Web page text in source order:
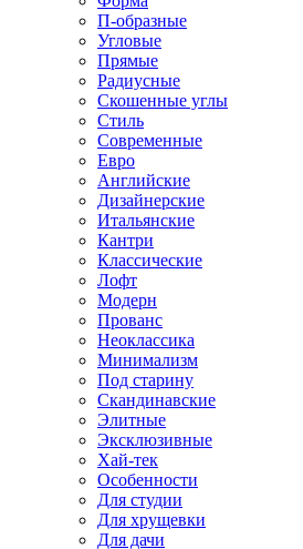
П-образные
Угловые
Прямые
Радиусные
Скошенные углы
Стиль
Современные
Евро
Английские
Дизайнерские
Итальянские
Кантри
Классические
Лофт
Модерн
Прованс
Неоклассика
Минимализм
Под старину
Скандинавские
Элитные
Эксклюзивные
Хай-тек
Особенности
Для студии
Для хрущевки
Для дачи